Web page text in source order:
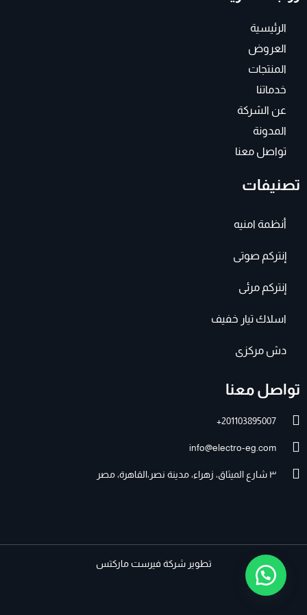
الرئيسية
العروض
المنتجات
خدماتنا
عن الشركة
المدونة
تواصل معنا
تصنيفات
أنظمة امنيه
إنتركم صوتى
إنتركم مرئى
اسلاك تيار خفيف
دش مركزى
تواصل معنا
201103895007+
info@electro-eg.com
٣ شارع الميثاق، زهراء، مدينة نصر،القاهرة، مصر
تطويرشركة فيرست ماركتس